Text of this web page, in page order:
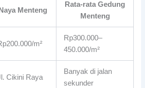
Naya Menteng
Rata-rata Gedung
Menteng
m²
Rp300.000–
450.000/m²
Cikini Raya
Banyak di jalan
sekunder